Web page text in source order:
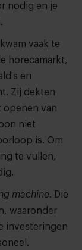
nodig en je
vaak te
horecamarkt,
en
Zij dekten
openen van
niet
is. Om
te vullen,
machine. Die
waaronder
investeringen